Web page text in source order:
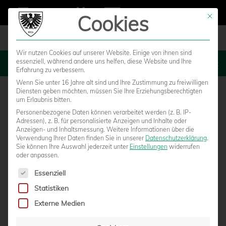
MENU
DENIZ AYTEKIN – EIN FIFA-
Mit
Cookies
Wir nutzen Cookies auf unserer Website. Einige von ihnen sind
essenziell, während andere uns helfen, diese Website und Ihre
Erfahrung zu verbessern.
Wenn Sie unter 16 Jahre alt sind und Ihre Zustimmung zu freiwilligen
Diensten geben möchten, müssen Sie Ihre Erziehungsberechtigten
um Erlaubnis bitten.
Personenbezogene Daten können verarbeitet werden (z. B. IP-
Adressen), z. B. für personalisierte Anzeigen und Inhalte oder
Anzeigen- und Inhaltsmessung. Weitere Informationen über die
Verwendung Ihrer Daten finden Sie in unserer Datenschutzerklärung.
Sie können Ihre Auswahl jederzeit unter Einstellungen widerrufen
oder anpassen.
Es folgt eine Liste der Service-Gruppen, für die eine
Essenziell
Statistiken
Externe Medien